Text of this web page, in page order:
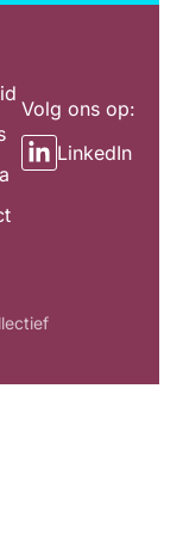
Volg ons op:
LinkedIn